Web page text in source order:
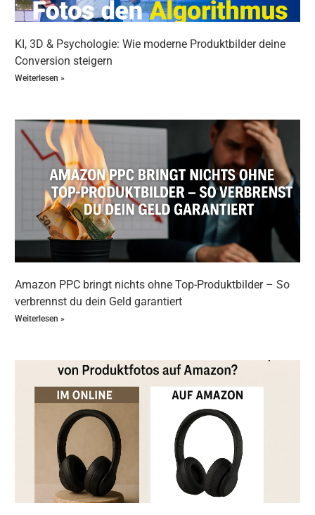
Moman Stativ Kamera
Produktdaten:
Kopfart
: Aluminium-Dreibeinstativ mit
stabilen Beinen
Funktionen
: Verstellbar, kompatibel mit
DSLRund Handys
Besonderheiten: Leichte Bauweise,
transportabel, große Flexibilität
Preis: 15,38 € (zum Zeitpunkt der
Betrachtung)
Vorteile für Einsteiger:
Dieses Modell bietet eine beeindruckende Höhe
und Tragfähigkeit und eignet sich daher auch für
etwas schwerere Kameras und umfangreichere
die sich vielleicht noch nicht sicher beim
Warum ein Stativ für Einsteiger
in der Fotografie unverzichtbar
ist
KI, 3D & Psychologie: Wie moderne Produktbilder deine
Conversion steigern
Weiterlesen »
Amazon PPC bringt nichts ohne Top-Produktbilder – So
verbrennst du dein Geld garantiert
Weiterlesen »